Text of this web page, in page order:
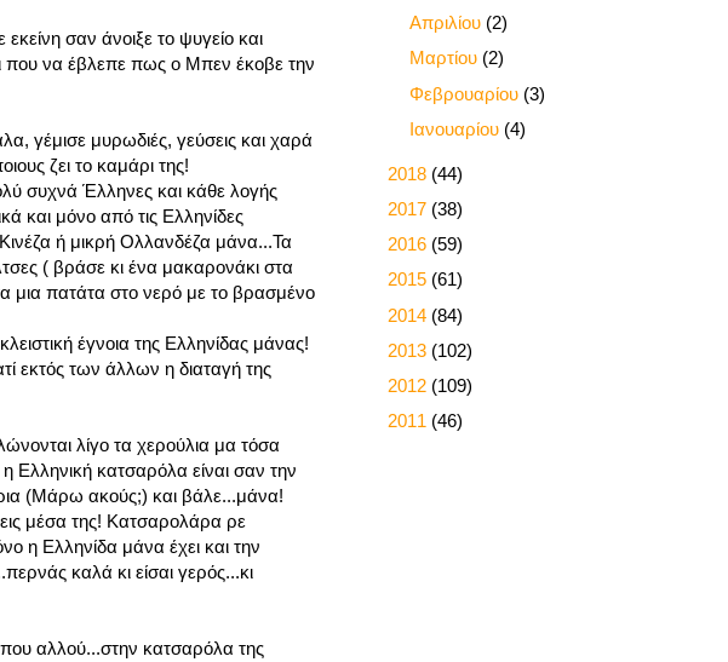
σαν άνοιξε το ψυγείο και
που να έβλεπε πως ο Μπεν έκοβε την
γέμισε μυρωδιές, γεύσεις και χαρά
ζει το καμάρι της!
συχνά Έλληνες και κάθε λογής
και μόνο από τις Ελληνίδες
ή μικρή Ολλανδέζα μάνα...Τα
( βράσε κι ένα μακαρονάκι στα
μια πατάτα στο νερό με το βρασμένο
έγνοια της Ελληνίδας μάνας!
εκτός των άλλων η διαταγή της
λίγο τα χερούλια μα τόσα
Ελληνική κατσαρόλα είναι σαν την
(Μάρω ακούς;) και βάλε...μάνα!
μέσα της! Κατσαρολάρα ρε
η Ελληνίδα μάνα έχει και την
καλά κι είσαι γερός...κι
αλλού...στην κατσαρόλα της
Απριλίου (2)
Μαρτίου (2)
Φεβρουαρίου (3)
Ιανουαρίου (4)
2018 (44)
2017 (38)
2016 (59)
2015 (61)
2014 (84)
2013 (102)
2012 (109)
2011 (46)